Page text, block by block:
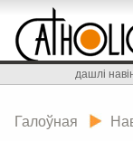
дашлі
Галоўная